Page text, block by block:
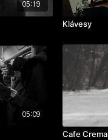
05:19
Klávesy
05:09
Cafe Crema